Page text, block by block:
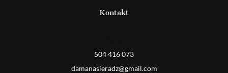
Kontakt
504 416 073
damanasieradz@gmail.com